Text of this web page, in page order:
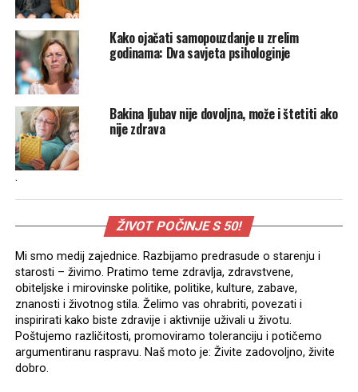
Kako ojačati samopouzdanje u zrelim
godinama: Dva savjeta psihologinje
Bakina ljubav nije dovoljna, može i štetiti ako
nije zdrava
.
ŽIVOT POČINJE S 50!
Mi smo medij zajednice. Razbijamo predrasude o starenju i
starosti – živimo. Pratimo teme zdravlja, zdravstvene,
obiteljske i mirovinske politike, politike, kulture, zabave,
znanosti i životnog stila. Želimo vas ohrabriti, povezati i
inspirirati kako biste zdravije i aktivnije uživali u životu.
Poštujemo različitosti, promoviramo toleranciju i potičemo
argumentiranu raspravu. Naš moto je: Živite zadovoljno, živite
dobro.